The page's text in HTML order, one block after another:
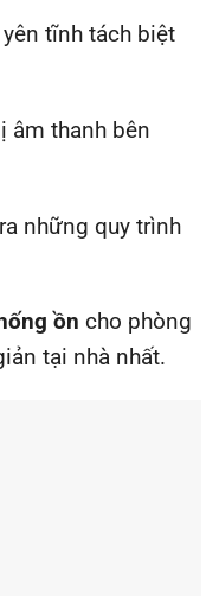
tĩnh tách biệt
âm thanh bên
những quy trình
ồn cho phòng
tại nhà nhất.